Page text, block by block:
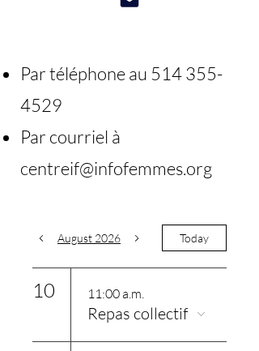
Par téléphone au 514 355-
4529
Par courriel à
centreif@infofemmes.org
August 2026 Today
10 11:00 a.m.
Repas collectif